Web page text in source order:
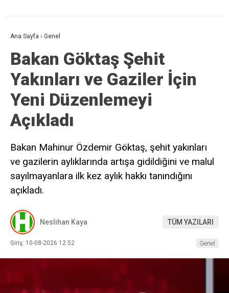
Ana Sayfa › Genel
Bakan Göktaş Şehit
Yakınları ve Gaziler İçin
Yeni Düzenlemeyi
Açıkladı
Bakan Mahinur Özdemir Göktaş, şehit yakınları
ve gazilerin aylıklarında artışa gidildiğini ve malul
sayılmayanlara ilk kez aylık hakkı tanındığını
açıkladı.
Neslihan Kaya TÜM YAZILARI
Giriş: 10-08-2026 12:52 Genel